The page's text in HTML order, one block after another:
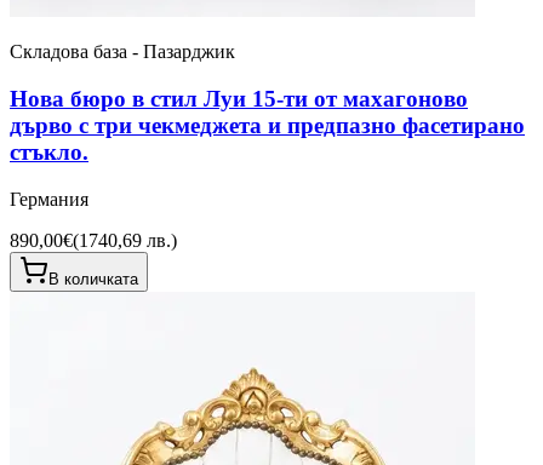
Складова база - Пазарджик
Нова бюро в стил Луи 15-ти от махагоново
дърво с три чекмеджета и предпазно фасетирано
стъкло.
Германия
890,00€(1740,69 лв.)
В количката